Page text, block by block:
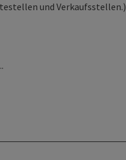
und Verkaufsstellen.)